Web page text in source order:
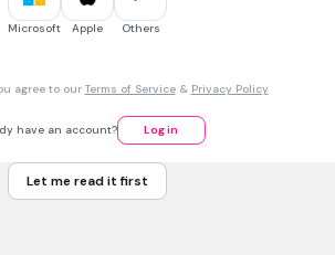
ำลังทำ ,เฟสที่ทำเสร็จแล้ว
10 sec • 1 pt
Microsoft Apple Others
agree to our Terms of Service& Privacy Policy
have an account? Log in
Let me read it first